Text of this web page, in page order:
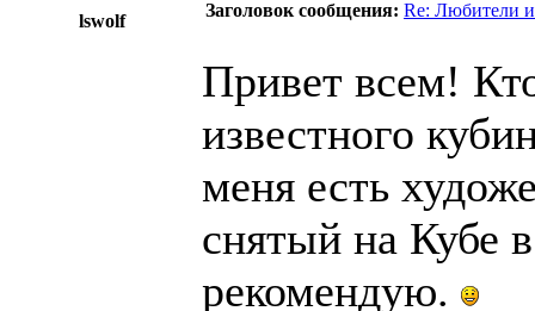
lswolf
Заголовок сообщения: Re: Любители
Привет всем!
известного
меня есть
снятый на Кубе
рекомендую.